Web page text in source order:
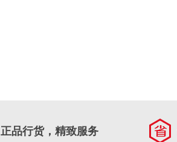
正品行货，精致服务